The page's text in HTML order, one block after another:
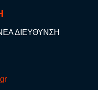
ΔΙΕΥΘΥΝΣΗ